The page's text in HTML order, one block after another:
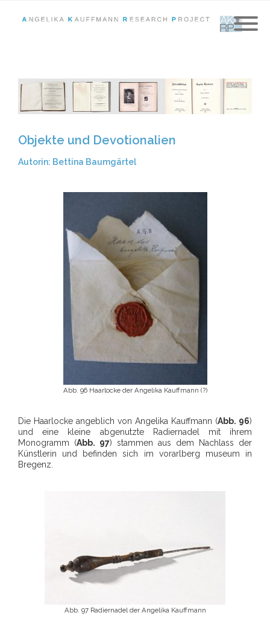
Objekte und Devotionalien
Autorin: Bettina Baumgärtel
Abb. 96 Haarlocke der Angelika Kauffmann (?)
Die Haarlocke angeblich von Angelika Kauffmann (Abb. 96)
und eine kleine abgenutzte Radiernadel mit ihrem
Monogramm (Abb. 97) stammen aus dem Nachlass der
Künstlerin und befinden sich im vorarlberg museum in
Bregenz.
Abb. 97 Radiernadel der Angelika Kauffmann